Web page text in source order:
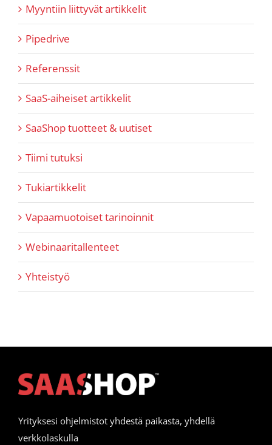
Myyntiin liittyvät artikkelit
Pipedrive
Referenssit
SaaS-aiheiset artikkelit
SaaShop tuotteet & uutiset
Tiimi tutuksi
Tukiartikkelit
Vapaamuotoiset tarinoinnit
Webinaaritallenteet
Yhteistyö
Yrityksesi ohjelmistot yhdestä paikasta, yhdellä
verkkolaskulla